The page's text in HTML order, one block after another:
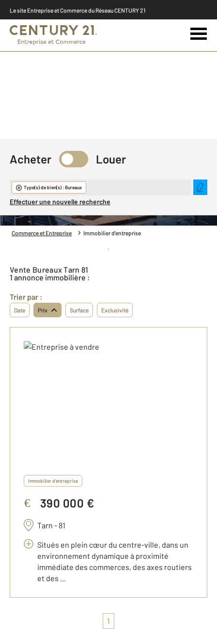
Le site Entreprise et Commerce du Réseau CENTURY 21
Immobilier d'entreprise
Acheter Louer
Type(s) de bien(s) : Bureaux
Effectuer une nouvelle recherche
Commerce et Entreprise Immobilier d'entreprise
Créer une alerte
Vente Bureaux Tarn 81
1 annonce immobilière :
Trier par :
Date Prix Surface Exclusivité
Immobilier d'entreprise
€ 390 000 €
Tarn - 81
Situés en plein cœur du centre-ville, dans un
environnement dynamique à proximité
immédiate des commerces, des axes routiers
et des ...
1